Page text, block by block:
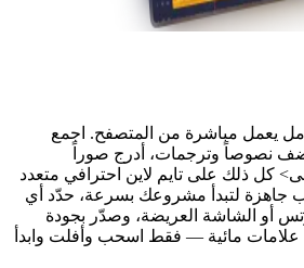
يعمل مباشرة من المتصفح. اجمع
نصوصاً وترجمات، أدرج صوراً
كل ذلك على تايم لاين احترافي متعدد
جاهزة لتبدأ مشروعك بسرعة، حدّد أي
أو الشاشة العريضة، وصدّر بجودة
علامات مائية — فقط اسحب وأفلت وابدأ